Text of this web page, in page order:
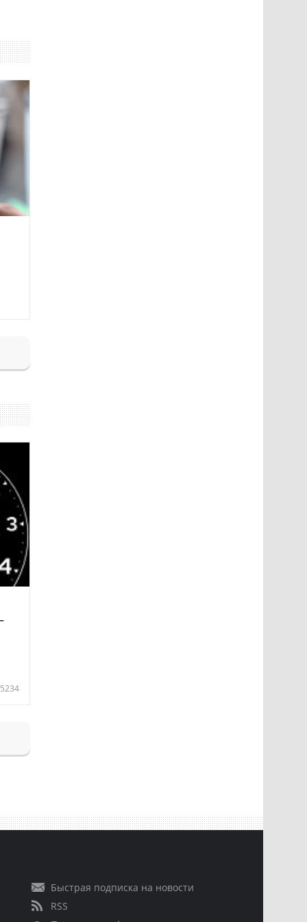
5234
Быстрая подписка на новости
RSS